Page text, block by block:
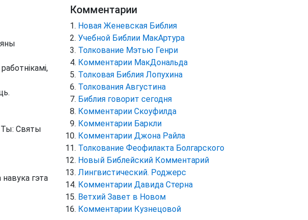
Ты: Святы
гэта
Комментарии
Новая Женевская Библия
Учебной Библии МакАртура
Толкование Мэтью Генри
Комментарии МакДональда
Толковая Библия Лопухина
Толкования Августина
Библия говорит сегодня
Комментарии Скоуфилда
Комментарии Баркли
Комментарии Джона Райла
Толкование Феофилакта Болгарского
Новый Библейский Комментарий
Лингвистический. Роджерс
Комментарии Давида Стерна
Ветхий Завет в Новом
Комментарии Кузнецовой